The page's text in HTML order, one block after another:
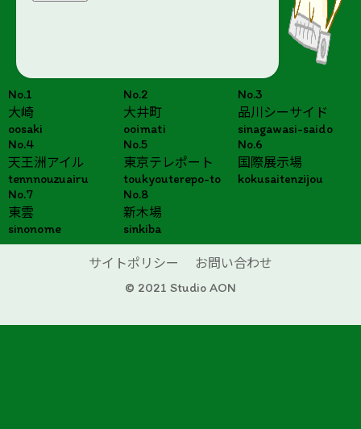
No.1
大崎
oosaki
No.2
大井町
ooimati
No.3
品川シーサイド
sinagawasi-saido
No.4
天王洲アイル
tennnouzuairu
No.5
東京テレポート
toukyouterepo-to
No.6
国際展示場
kokusaitenzijou
No.7
東雲
sinonome
No.8
新木場
sinkiba
サイトポリシー
お問い合わせ
© 2021 Studio AON